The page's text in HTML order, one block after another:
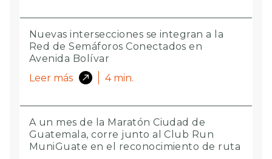
Nuevas intersecciones se integran a la
Red de Semáforos Conectados en
Avenida Bolívar
Leer más
4 min.
A un mes de la Maratón Ciudad de
Guatemala, corre junto al Club Run
MuniGuate en el reconocimiento de ruta